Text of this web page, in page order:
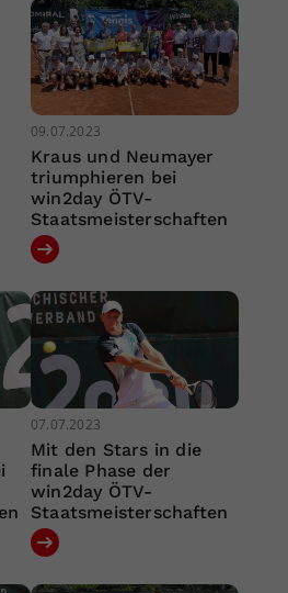
09.07.2023
Kraus und Neumayer
triumphieren bei
win2day ÖTV-
Staatsmeisterschaften
07.07.2023
Mit den Stars in die
finale Phase der
win2day ÖTV-
Staatsmeisterschaften